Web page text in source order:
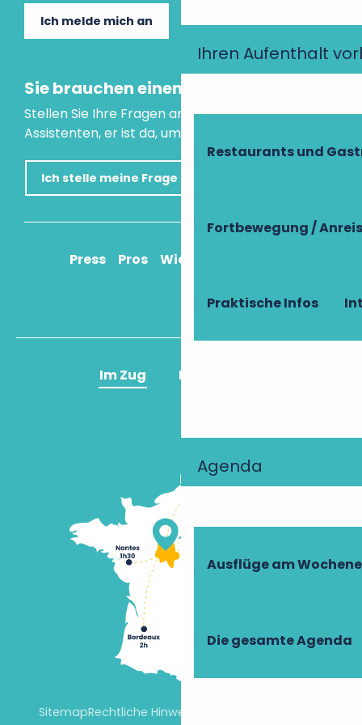
Ihren Aufenthalt
Restaurants und
Fortbewegung /
Praktische Infos
Agenda
Ausflüge am
Die gesamte Agenda
Ich melde mich an
Sie brauchen einen Rat?
Stellen Sie Ihre Fragen an unseren virtuellen
Assistenten, er ist da, um Ihnen zu helfen.
Ich stelle meine Frage
Press Pros Wie komme ich an?
Im Zug Im Flugzeug
SitemapRechtliche Hinweise